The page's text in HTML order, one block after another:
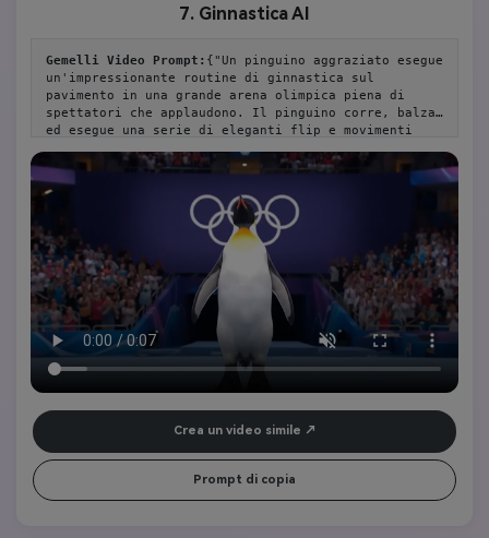
7. Ginnastica AI
Gemelli Video Prompt: {"Un pinguino aggraziato esegue
un'impressionante routine di ginnastica sul
pavimento in una grande arena olimpica piena di
spettatori che applaudono. Il pinguino corre, balza
ed esegue una serie di eleganti flip e movimenti
completato la sua routine, la giraffa finisce con un
grande flip e atterra fermamente sui suoi piedi,
colpendo una posa orgogliosa. Il logo olimpico è
visibile sullo sfondo, e l'atmosfera è energica ed
emozionante. Luce brillante, alta qualità, 8
secondi. "}
Crea un video simile
Prompt di copia